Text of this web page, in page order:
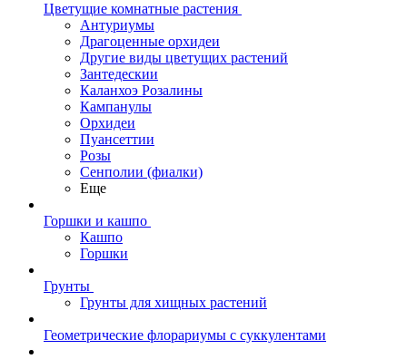
Цветущие комнатные растения
Антуриумы
Драгоценные орхидеи
Другие виды цветущих растений
Зантедескии
Каланхоэ Розалины
Кампанулы
Орхидеи
Пуансеттии
Розы
Сенполии (фиалки)
Еще
Горшки и кашпо
Кашпо
Горшки
Грунты
Грунты для хищных растений
Геометрические флорариумы с суккулентами